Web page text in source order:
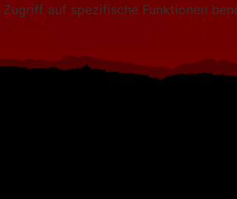
auf spezifische Funktionen